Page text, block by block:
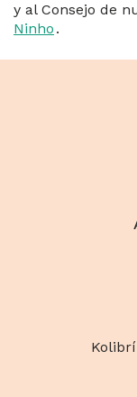
y al Consejo de
Ninho .